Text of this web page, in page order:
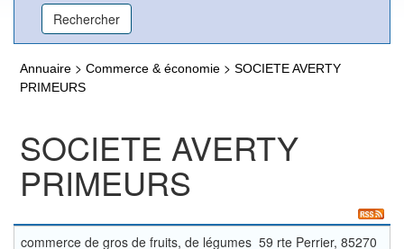
Annuaire > Commerce & économie > SOCIETE AVERTY
PRIMEURS
SOCIETE AVERTY
PRIMEURS
commerce de gros de fruits, de légumes 59 rte Perrier, 85270